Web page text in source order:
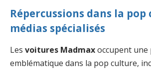
Répercussions dans la
médias spécialisés
Les voitures Madmaxoccupent une
emblématique dans la pop culture,